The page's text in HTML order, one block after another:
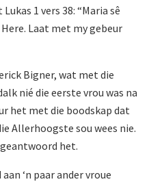
1 vers 38: “Maria sê
Laat met my gebeur
Bigner, wat met die
nié die eerste vrou was na
het met die boodskap dat
Allerhoogste sou wees nie.
geantwoord het.
‘n paar ander vroue